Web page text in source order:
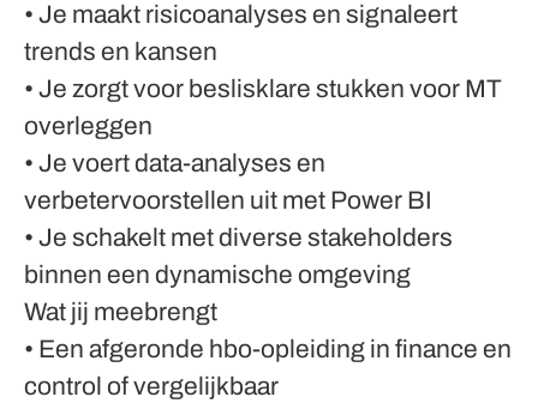
• Je maakt risicoanalyses en signaleert
trends en kansen
• Je zorgt voor beslisklare stukken voor MT
overleggen
• Je voert data-analyses en
verbetervoorstellen uit met Power BI
• Je schakelt met diverse stakeholders
binnen een dynamische omgeving
Wat jij meebrengt
• Een afgeronde hbo-opleiding in finance en
control of vergelijkbaar